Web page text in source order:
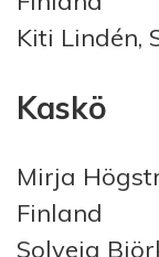
Kiti Lindén,
Kaskö
Mirja
Finland
Solveig